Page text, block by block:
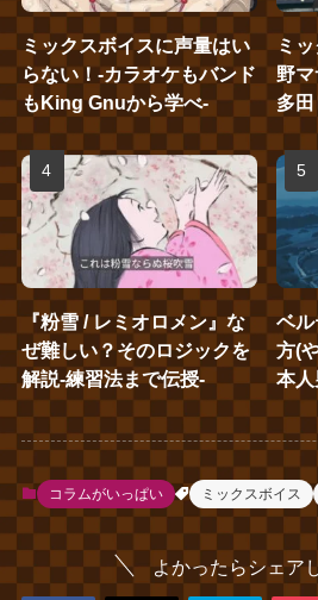
ミックスボイスに声量はい
らない！‐カラオケもバンド
もKing Gnuから学べ‐
ミッ
野
多田
『粉雪 / レミオロメン』な
ぜ難しい？そのロジックを
解説‐練習法まで伝授‐
ベ
方(
本人
コラムがいっぱい ミックスボイス
よかったらシェア